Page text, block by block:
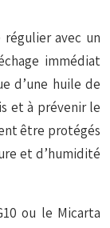
avec un
immédiat
d’une huile de
et à prévenir le
être protégés
et d’humidité
ou le Micarta